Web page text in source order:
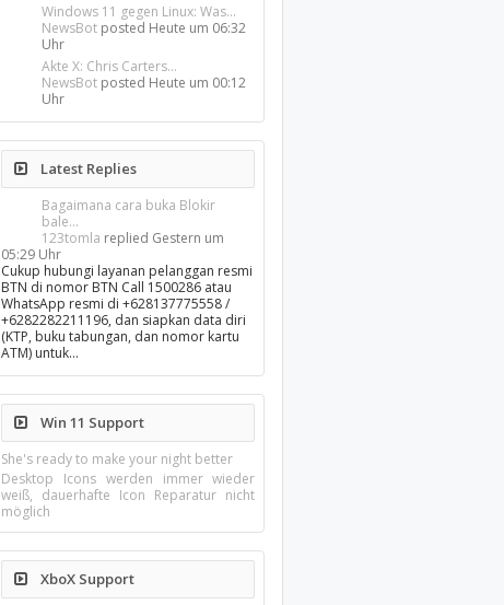
Windows 11 gegen Linux: Was...
NewsBot posted Heute um 06:32
Uhr
Akte X: Chris Carters...
NewsBot posted Heute um 00:12
Uhr
Latest Replies
Bagaimana cara buka Blokir
bale...
123tomla replied Gestern um
05:29 Uhr
Cukup hubungi layanan pelanggan resmi
BTN di nomor BTN Call 1500286 atau
WhatsApp resmi di +628137775558 /
+6282282211196, dan siapkan data diri
(KTP, buku tabungan, dan nomor kartu
ATM) untuk…
Win 11 Support
She's ready to make your night better
Desktop Icons werden immer wieder
weiß, dauerhafte Icon Reparatur nicht
möglich
XboX Support